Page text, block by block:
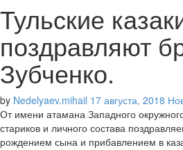
Тульские
поздравляют
Зубченко.
by Nedelyaev.mihail 17 августа, 2018
От имени атамана Западного
стариков и личного состава
рождением сына и прибавлением в